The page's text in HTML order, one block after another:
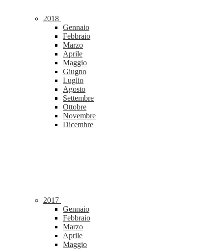
2018
Gennaio
Febbraio
Marzo
Aprile
Maggio
Giugno
Luglio
Agosto
Settembre
Ottobre
Novembre
Dicembre
2017
Gennaio
Febbraio
Marzo
Aprile
Maggio